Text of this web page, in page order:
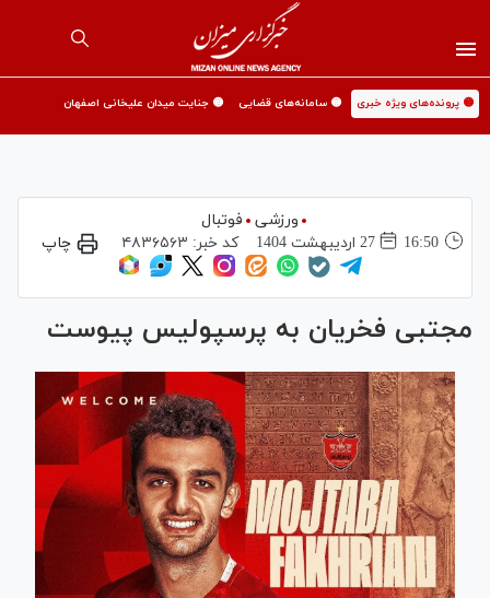
🟡 پرونده‌های ویژه خبری 🟡 سامانه‌های قضایی 🟡 جنایت میدان علیخانی اصفهان
ورزشی
فوتبال
16:50
27 ارديبهشت 1404 کد خبر: ۴۸۳۶۵۶۳ چاپ
مجتبی فخریان به پرسپولیس پیوست